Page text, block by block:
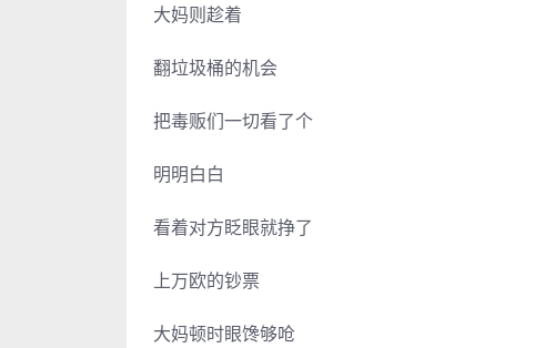
大妈则趁着
翻垃圾桶的机会
把毒贩们一切看了个
明明白白
看着对方眨眼就挣了
上万欧的钞票
大妈顿时眼馋够呛